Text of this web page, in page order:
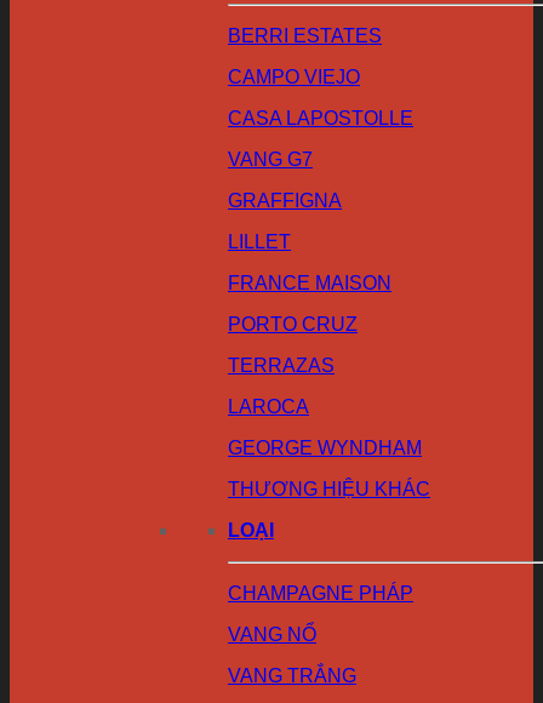
BERRI ESTATES
CAMPO VIEJO
CASA LAPOSTOLLE
VANG G7
GRAFFIGNA
LILLET
FRANCE MAISON
PORTO CRUZ
TERRAZAS
LAROCA
GEORGE WYNDHAM
THƯƠNG HIỆU KHÁC
LOẠI
CHAMPAGNE PHÁP
VANG NỔ
VANG TRẮNG